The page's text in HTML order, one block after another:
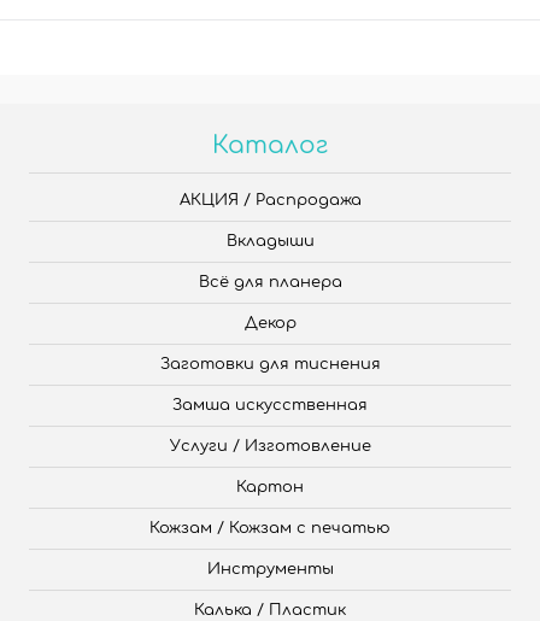
Каталог
АКЦИЯ / Распродажа
Вкладыши
Всё для планера
Декор
Заготовки для тиснения
Замша искусственная
Услуги / Изготовление
Картон
Кожзам / Кожзам с печатью
Инструменты
Калька / Пластик